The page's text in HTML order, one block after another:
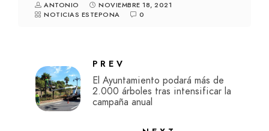
ANTONIO
NOVIEMBRE 18, 2021
NOTICIAS ESTEPONA
0
PREV
El Ayuntamiento podará más de
2.000 árboles tras intensificar la
campaña anual